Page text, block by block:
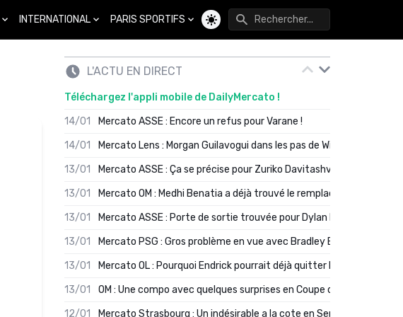
INTERNATIONAL PARIS SPORTIFS
Changer de thème
L'ACTU EN DIRECT
Téléchargez l'appli mobile de DailyMercato !
14/01
Mercato ASSE : Encore un refus pour Varane !
14/01
Mercato Lens : Morgan Guilavogui dans les pas de Will Still ?
13/01
Mercato ASSE : Ça se précise pour Zuriko Davitashvili
13/01
Mercato OM : Medhi Benatia a déjà trouvé le remplaçant de Robinio
13/01
Mercato ASSE : Porte de sortie trouvée pour Dylan Batubinsika
13/01
Mercato PSG : Gros problème en vue avec Bradley Barcola ?
13/01
Mercato OL : Pourquoi Endrick pourrait déjà quitter Lyon en janvier
13/01
OM : Une compo avec quelques surprises en Coupe de France
12/01
Mercato Strasbourg : Un indésirable a la cote en Serie A